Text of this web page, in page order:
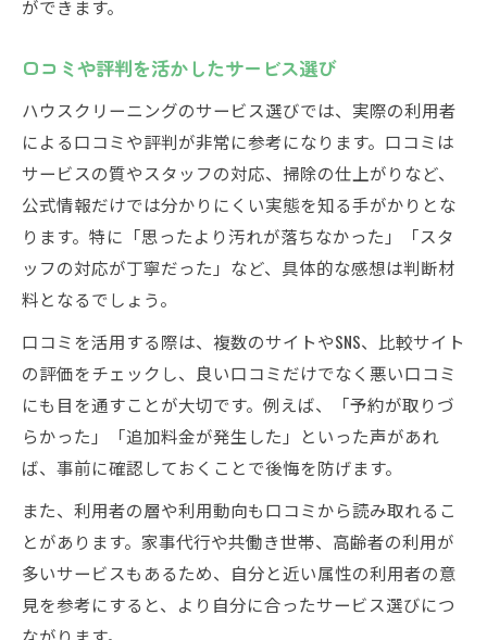
ができます。
口コミや評判を活かしたサービス選び
ハウスクリーニングのサービス選びでは、実際の利用者
による口コミや評判が非常に参考になります。口コミは
サービスの質やスタッフの対応、掃除の仕上がりなど、
公式情報だけでは分かりにくい実態を知る手がかりとな
ります。特に「思ったより汚れが落ちなかった」「スタ
ッフの対応が丁寧だった」など、具体的な感想は判断材
料となるでしょう。
口コミを活用する際は、複数のサイトやSNS、比較サイト
の評価をチェックし、良い口コミだけでなく悪い口コミ
にも目を通すことが大切です。例えば、「予約が取りづ
らかった」「追加料金が発生した」といった声があれ
ば、事前に確認しておくことで後悔を防げます。
また、利用者の層や利用動向も口コミから読み取れるこ
とがあります。家事代行や共働き世帯、高齢者の利用が
多いサービスもあるため、自分と近い属性の利用者の意
見を参考にすると、より自分に合ったサービス選びにつ